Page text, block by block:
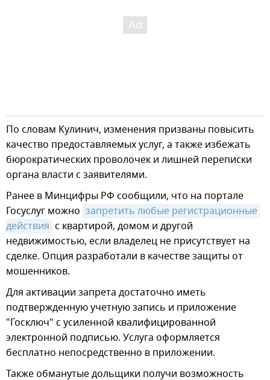
По словам Кулинич, изменения призваны повысить
качество предоставляемых услуг, а также избежать
бюрократических проволочек и лишней переписки
органа власти с заявителями.
Ранее в Минцифры РФ сообщили, что на портале
Госуслуг можно запретить любые регистрационные
действия с квартирой, домом и другой
недвижимостью, если владелец не присутствует на
сделке. Опция разработали в качестве защиты от
мошенников.
Для активации запрета достаточно иметь
подтвержденную учетную запись и приложение
"Госключ" с усиленной квалифицированной
электронной подписью. Услуга оформляется
бесплатно непосредственно в приложении.
Также обманутые дольщики получи возможность